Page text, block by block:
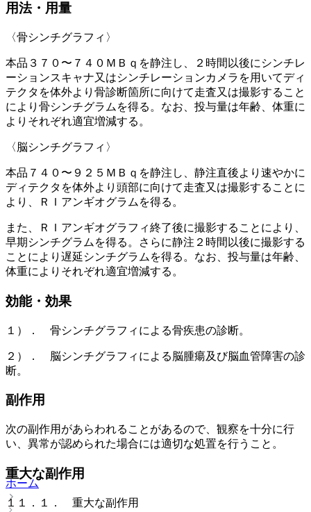
用法・用量
〈骨シンチグラフィ〉
本品３７０〜７４０ＭＢｑを静注し、２時間以後にシンチレ
ーションスキャナ又はシンチレーションカメラを用いてディ
テクタを体外より骨診断箇所に向けて走査又は撮影すること
により骨シンチグラムを得る。なお、投与量は年齢、体重に
よりそれぞれ適宜増減する。
〈脳シンチグラフィ〉
本品７４０〜９２５ＭＢｑを静注し、静注直後より速やかに
ディテクタを体外より頭部に向けて走査又は撮影することに
より、ＲＩアンギオグラムを得る。
また、ＲＩアンギオグラフィ終了後に撮影することにより、
早期シンチグラムを得る。さらに静注２時間以後に撮影する
ことにより遅延シンチグラムを得る。なお、投与量は年齢、
体重によりそれぞれ適宜増減する。
効能・効果
１）． 骨シンチグラフィによる骨疾患の診断。
２）． 脳シンチグラフィによる脳腫瘍及び脳血管障害の診
断。
副作用
次の副作用があらわれることがあるので、観察を十分に行
い、異常が認められた場合には適切な処置を行うこと。
重大な副作用
１１．１． 重大な副作用
ホーム